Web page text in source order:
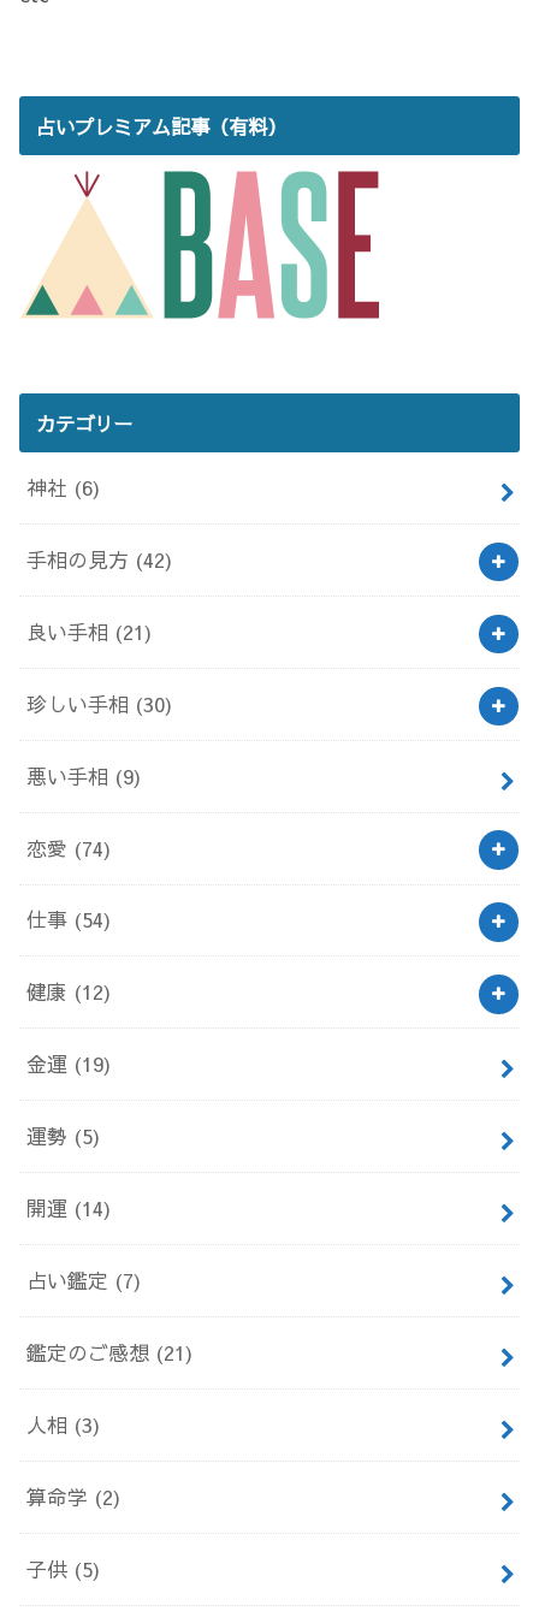
占いプレミアム記事（有料）
カテゴリー
神社 (6)
手相の見方 (42)
良い手相 (21)
珍しい手相 (30)
悪い手相 (9)
恋愛 (74)
仕事 (54)
健康 (12)
金運 (19)
運勢 (5)
開運 (14)
占い鑑定 (7)
鑑定のご感想 (21)
人相 (3)
算命学 (2)
子供 (5)